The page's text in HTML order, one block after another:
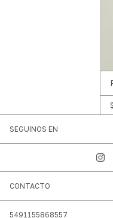
SEGUINOS EN
CONTACTO
5491155868557